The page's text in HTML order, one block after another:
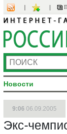
Новости
9:06 06.09.2005
Экс-